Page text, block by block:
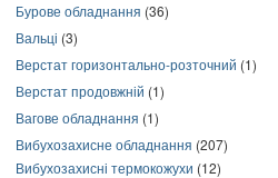
Бурове обладнання (36)
Вальці (3)
Верстат горизонтально-розточний (1)
Верстат продовжній (1)
Вагове обладнання (1)
Вибухозахисне обладнання (207)
Вибухозахисні термокожухи (12)